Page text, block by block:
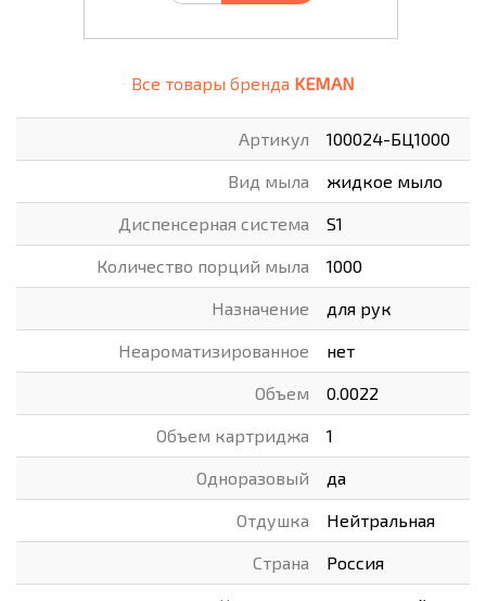
Все товары бренда KEMAN
Артикул 100024-БЦ1000
Вид мыла жидкое мыло
Диспенсерная система S1
Количество порций мыла 1000
Назначение для рук
Неароматизированное нет
Объем 0.0022
Объем картриджа 1
Одноразовый да
Отдушка Нейтральная
Страна Россия